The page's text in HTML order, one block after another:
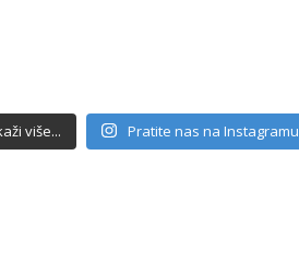
više... Pratite nas na Instagramu